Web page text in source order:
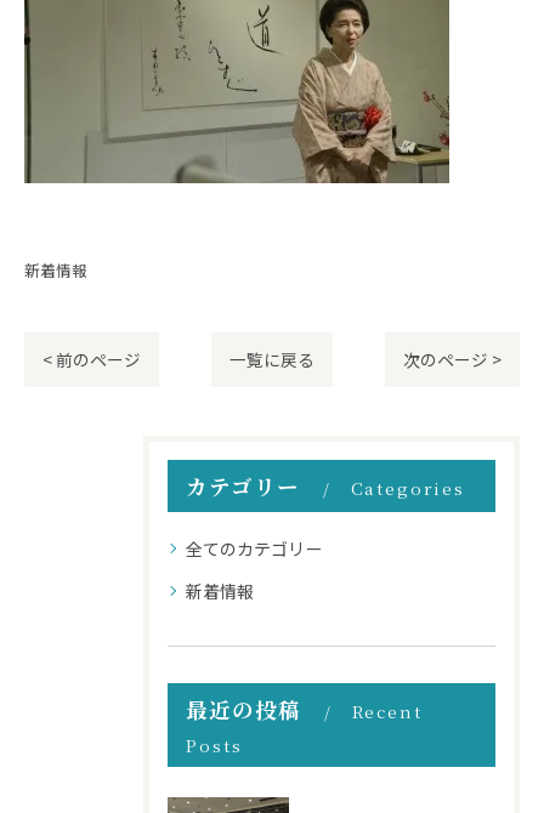
新着情報
< 前のページ 一覧に戻る 次のページ >
カテゴリー Categories
全てのカテゴリー
新着情報
最近の投稿
Recent
Posts